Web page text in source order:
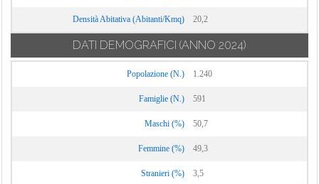
Densità Abitativa (Abitanti/Kmq) 20,2
DATI DEMOGRAFICI (ANNO 2024)
Popolazione (N.) 1.240
Famiglie (N.) 591
Maschi (%) 50,7
Femmine (%) 49,3
Stranieri (%) 3,5